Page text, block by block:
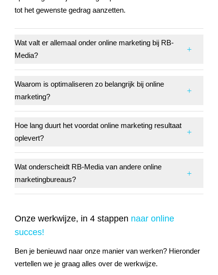
tot het gewenste gedrag aanzetten.
Wat valt er allemaal onder online marketing bij RB-
Media?
Waarom is optimaliseren zo belangrijk bij online
marketing?
Hoe lang duurt het voordat online marketing resultaat
oplevert?
Wat onderscheidt RB-Media van andere online
marketingbureaus?
Onze werkwijze, in 4 stappen naar online
succes!
Ben je benieuwd naar onze manier van werken? Hieronder
vertellen we je graag alles over de werkwijze.